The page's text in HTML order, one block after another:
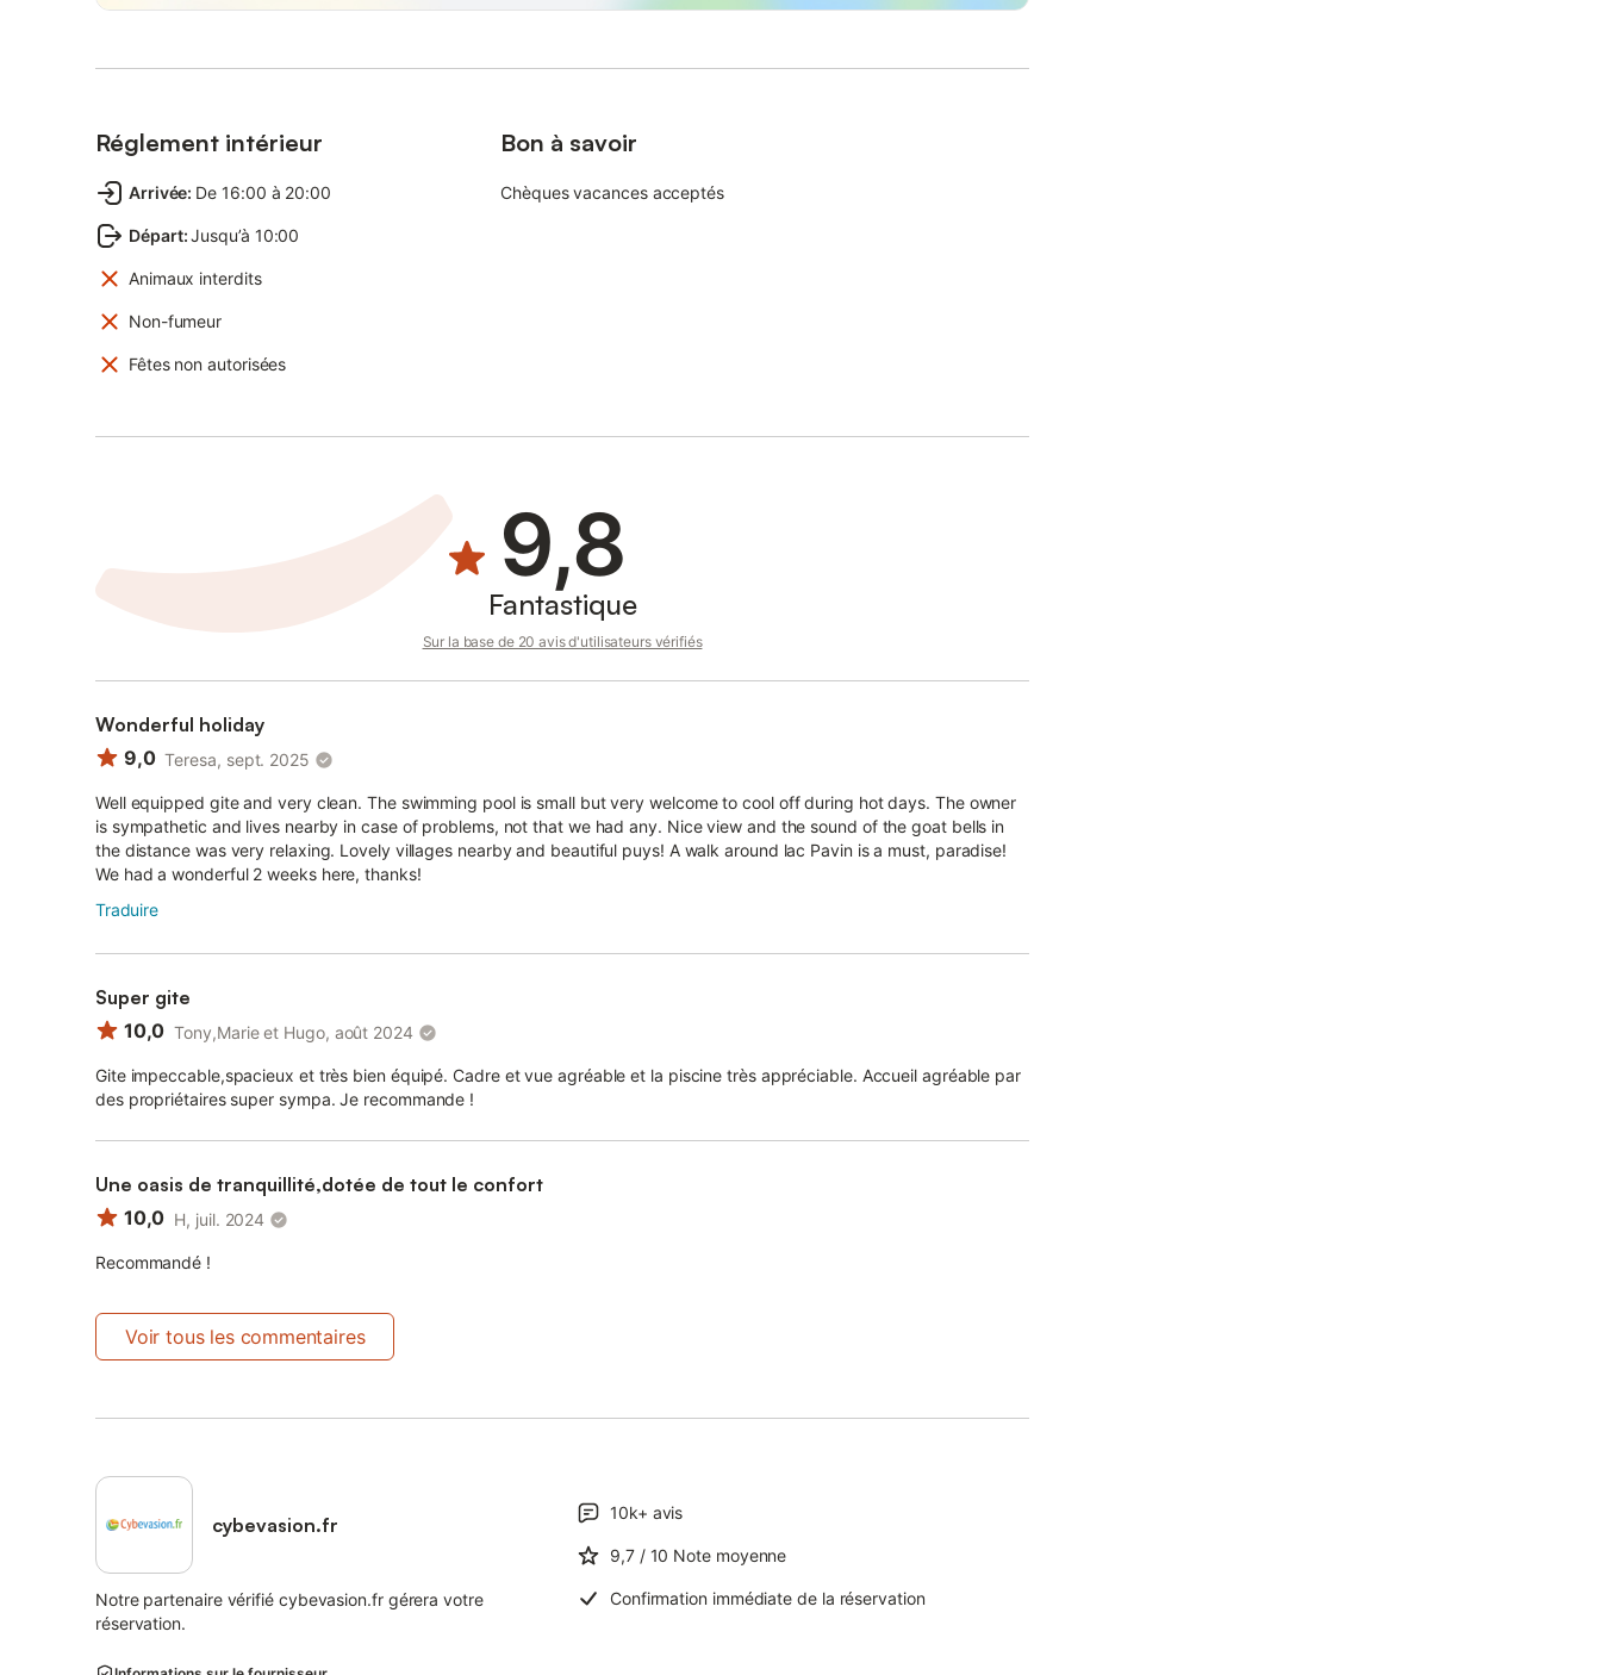
Réglement intérieur
Arrivée: De 16:00 à 20:00
Départ:Jusqu’à 10:00
Animaux interdits
Non-fumeur
Fêtes non autorisées
Bon à savoir
Chèques vacances acceptés
9,8
Fantastique
Sur la base de 20 avis d'utilisateurs vérifiés
Wonderful holiday
9,0 Teresa, sept. 2025
Well equipped gite and very clean. The swimming pool is small but very welcome to cool off during hot days. The owner
is sympathetic and lives nearby in case of problems, not that we had any. Nice view and the sound of the goat bells in
the distance was very relaxing. Lovely villages nearby and beautiful puys! A walk around lac Pavin is a must, paradise!
We had a wonderful 2 weeks here, thanks!
Traduire
Super gite
10,0 Tony,Marie et Hugo, août 2024
Gite impeccable,spacieux et très bien équipé. Cadre et vue agréable et la piscine très appréciable. Accueil agréable par
des propriétaires super sympa. Je recommande !
Une oasis de tranquillité,dotée de tout le confort
10,0 H, juil. 2024
Recommandé !
Voir tous les commentaires
cybevasion.fr
Notre partenaire vérifié cybevasion.fr gérera votre
réservation.
10k+ avis
9,7 / 10 Note moyenne
Confirmation immédiate de la réservation